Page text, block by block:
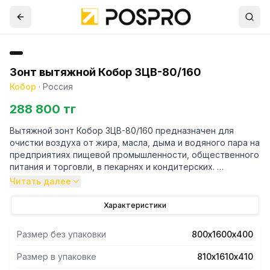
Зонт вытяжной Кобор ЗЦВ-80/160
Кобор · Россия
288 800 тг
Вытяжной зонт Кобор ЗЦВ-80/160 предназначен для
очистки воздуха от жира, масла, дыма и водяного пара на
предприятиях пищевой промышленности, общественного
питания и торговли, в пекарнях и кондитерских.
системе и устанавливается над тепловым
состоит из двух основных компонентов: корпуса и
съемных лабиринтных фильтров, которые легко
вынимаются и чистятся.
Читать далее
Характеристики
Размер без упаковки 800х1600х400
Размер в упаковке 810х1610х410